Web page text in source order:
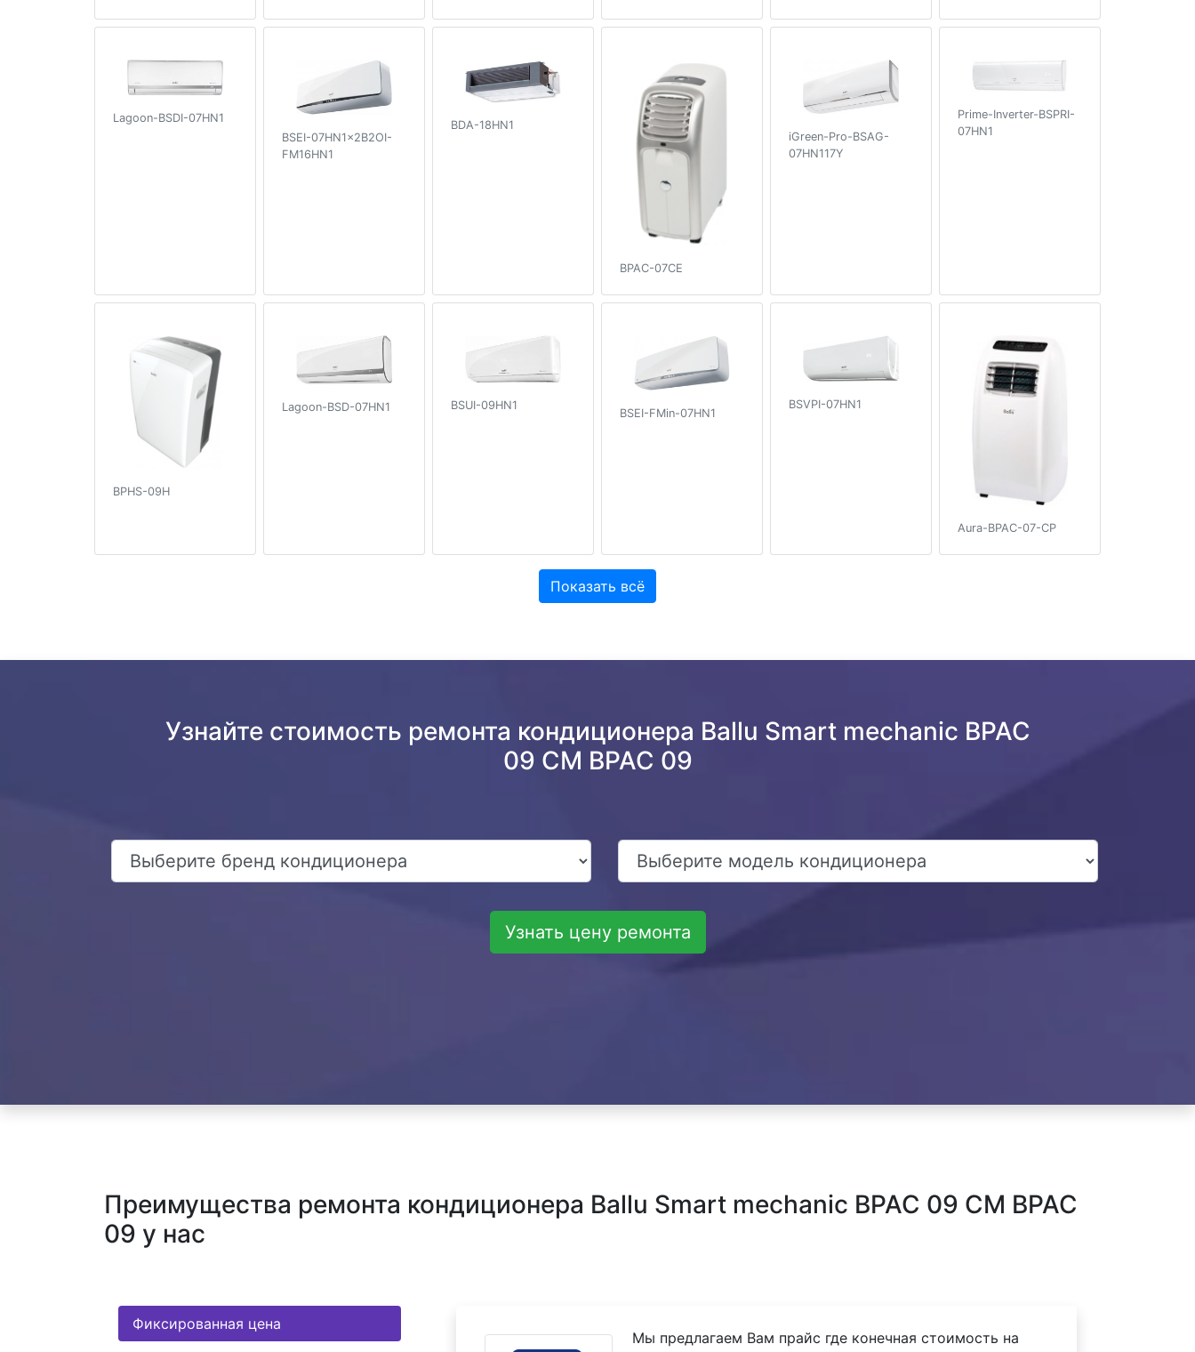
Lagoon-BSDI-07HN1
BSEI-07HN1x2B2OI-
FM16HN1
BDA-18HN1
BPAC-07CE
iGreen-Pro-BSAG-
07HN117Y
Prime-Inverter-BSPRI-
07HN1
BPHS-09H
Lagoon-BSD-07HN1 BSUI-09HN1
BSEI-FMin-07HN1
BSVPI-07HN1
Aura-BPAC-07-CP
Показать всё
Узнайте стоимость ремонта кондиционера Ballu Smart mechanic BPAC
09 CM BPAC 09
Узнать цену ремонта
Преимущества ремонта кондиционера Ballu Smart mechanic BPAC 09 CM BPAC
09 у нас
Фиксированная цена
Мы предлагаем Вам прайс где конечная стоимость на